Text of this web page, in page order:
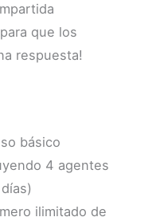
que los
respuesta!
básico
4 agentes
ilimitado de